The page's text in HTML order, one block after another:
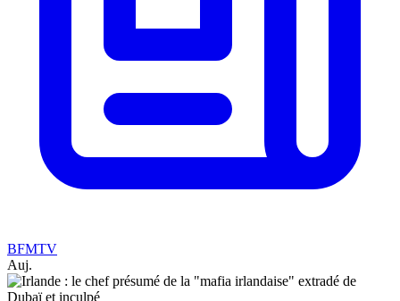
BFMTV
Auj.